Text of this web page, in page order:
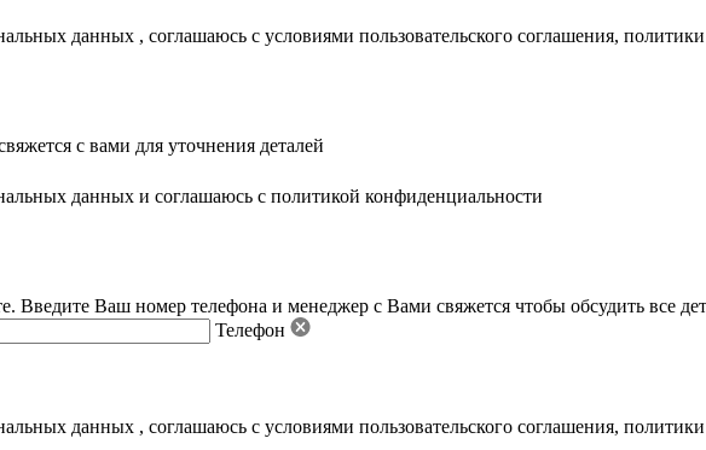
данных , соглашаюсь с условиями пользовательского соглашения,
с вами для уточнения деталей
данных и соглашаюсь с политикой конфиденциальности
Введите Ваш номер телефона и менеджер с Вами свяжется чтобы обсудить все
Телефон
данных , соглашаюсь с условиями пользовательского соглашения,